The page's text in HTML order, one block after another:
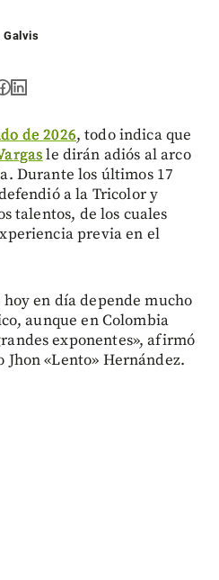
Galvis
de 2026, todo indica que
le dirán adiós al arco
Durante los últimos 17
a la Tricolor y
talentos, de los cuales
previa en el
en día depende mucho
aunque en Colombia
exponentes», afirmó
«Lento» Hernández.